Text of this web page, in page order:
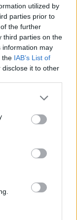
utilized by
parties prior to
the further
third parties on the
information may
the IAB’s List of
it to other